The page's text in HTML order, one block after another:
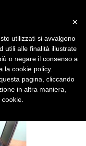
×
utilizzati si avvalgono
utili alle finalità illustrate
o negare il consenso a
la cookie policy.
pagina, cliccando
in altra maniera,